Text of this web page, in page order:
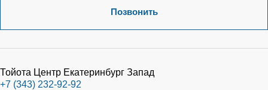
Позвонить
Тойота Центр Екатеринбург Запад
+7 (343) 232-92-92